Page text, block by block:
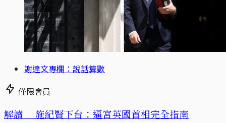
謝達文專欄：說話算數
僅限會員
解讀｜ 施紀賢下台：逼宮英國首相完全指南